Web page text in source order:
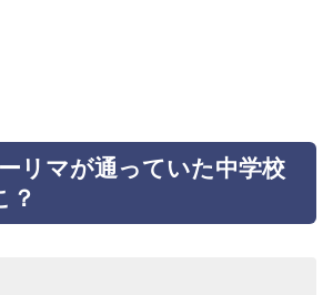
リマが通っていた中学校
？